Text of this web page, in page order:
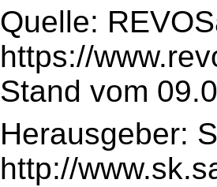
Quelle:
https://
Stand vom
Herausgeber:
http://